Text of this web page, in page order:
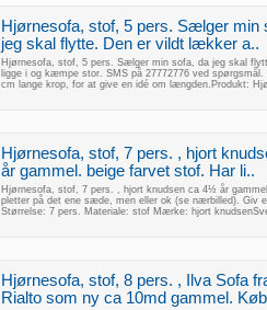
Hjørnesofa, stof, 5 pers. Sælger min
jeg skal flytte. Den er vildt lækker a..
Hjørnesofa, stof, 5 pers. Sælger min sofa, da jeg skal
ligge i og kæmpe stor. SMS på 27772776 ved
cm lange krop, for at give en idé om længden.Produkt:
Hjørnesofa, stof, 7 pers. , hjort
år gammel. beige farvet stof. Har li..
Hjørnesofa, stof, 7 pers. , hjort knudsen ca 4½ år
pletter på det ene sæde, men eller ok (se nærbilled). Giv
Størrelse: 7 pers. Materiale: stof Mærke: hjort
Hjørnesofa, stof, 8 pers. , Ilva Sofa
Rialto som ny ca 10md gammel.